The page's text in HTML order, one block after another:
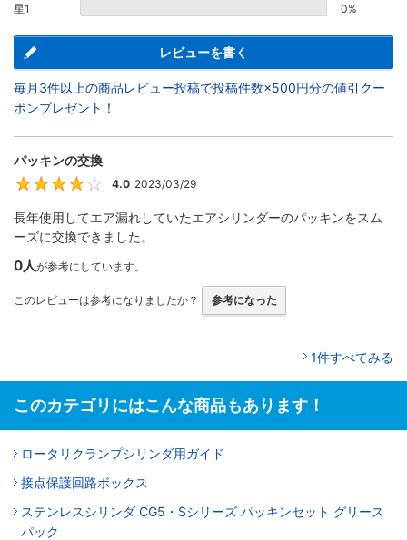
星1 0%
レビューを書く
毎月3件以上の商品レビュー投稿で投稿件数×500円分の値引クー
ポンプレゼント！
パッキンの交換
4
4.0 2023/03/29
長年使用してエア漏れしていたエアシリンダーのパッキンをスム
ーズに交換できました。
0人が参考にしています。
このレビューは参考になりましたか？ 参考になった
1件すべてみる
このカテゴリにはこんな商品もあります！
ロータリクランプシリンダ用ガイド
接点保護回路ボックス
ステンレスシリンダ CG5・Sシリーズ パッキンセット グリース
パック